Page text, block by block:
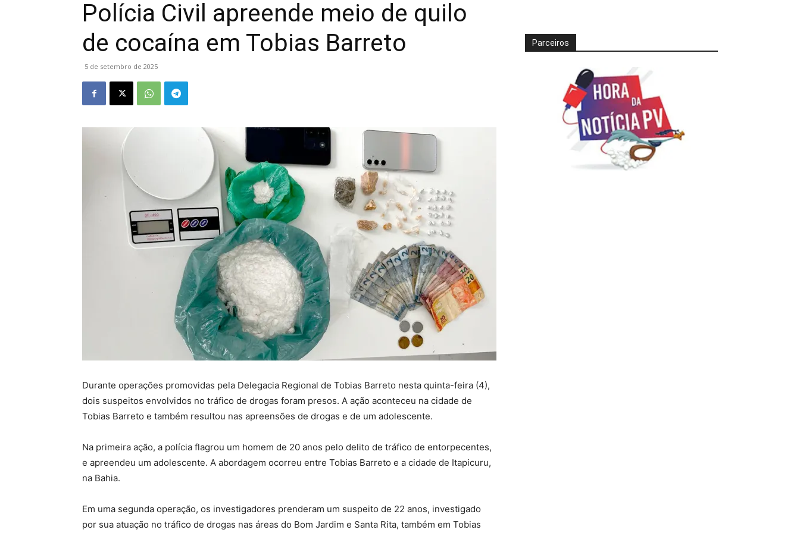
Polícia Civil apreende meio de quilo
de cocaína em Tobias Barreto
5 de setembro de 2025
Durante operações promovidas pela Delegacia Regional de Tobias Barreto nesta quinta-feira (4),
dois suspeitos envolvidos no tráfico de drogas foram presos. A ação aconteceu na cidade de
Tobias Barreto e também resultou nas apreensões de drogas e de um adolescente.
Na primeira ação, a polícia flagrou um homem de 20 anos pelo delito de tráfico de entorpecentes,
e apreendeu um adolescente. A abordagem ocorreu entre Tobias Barreto e a cidade de Itapicuru,
na Bahia.
Em uma segunda operação, os investigadores prenderam um suspeito de 22 anos, investigado
por sua atuação no tráfico de drogas nas áreas do Bom Jardim e Santa Rita, também em Tobias
Parceiros